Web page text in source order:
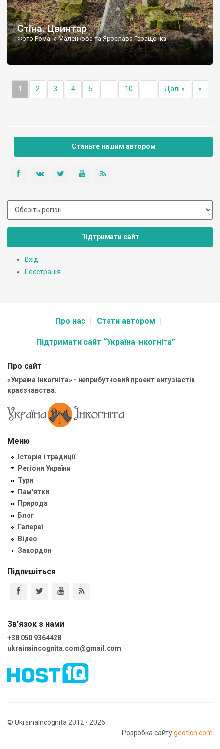
Стіна. Цвинтар
Фото Романа Маленкова та Ярослава Геращенка
1 2 3 4 5 10 Далі » »
Станьте нашим автором
Підтримати сайт
Вхід
Реєстрація
Про нас Стати автором
Підтримати сайт “Україна Інкогніта”
Про сайт
«Україна Інкогніта» - неприбутковий проект ентузіастів
краєзнавства.
Меню
Історія і традиції
Регіони України
Тури
Пам'ятки
Природа
Блог
Галереї
Відео
Закордон
Підпишіться
Зв'язок з нами
+38 050 9364428
ukrainaincognita.com@gmail.com
© UkrainaIncognita 2012 - 2026
Розробка сайтуgeotlon.com